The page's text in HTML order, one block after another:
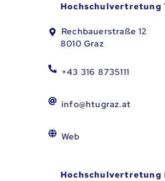
Hochschulvertretung
Rechbauerstraße 12
8010 Graz
+43 316 8735111
info@htugraz.at
Web
Hochschulvertretung